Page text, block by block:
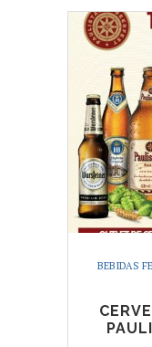
BEBIDAS